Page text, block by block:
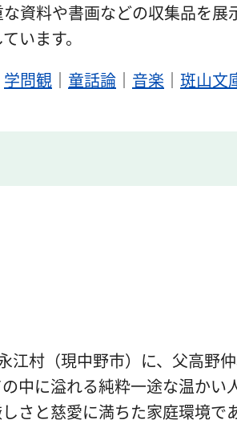
資料や書画などの収集品を展
います。
学問観 ｜ 童話論 ｜ 音楽 ｜ 斑山文
江村（現中野市）に、父高野
中に溢れる純粋一途な温か
さと慈愛に満ちた家庭環境